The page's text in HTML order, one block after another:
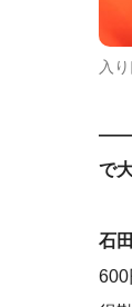
入
で
石田
600